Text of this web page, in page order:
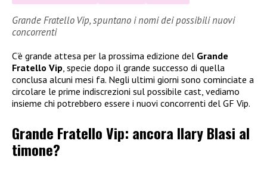
Grande Fratello Vip, spuntano i nomi dei possibili nuovi
concorrenti
C’è grande attesa per la prossima edizione del Grande
Fratello Vip , specie dopo il grande successo di quella
conclusa alcuni mesi fa. Negli ultimi giorni sono cominciate a
circolare le prime indiscrezioni sul possibile cast, vediamo
insieme chi potrebbero essere i nuovi concorrenti del GF Vip.
Grande Fratello Vip: ancora Ilary Blasi al
timone?